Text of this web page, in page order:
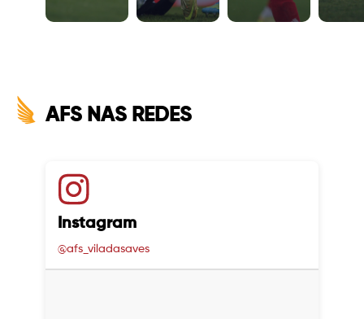
AFS NAS REDES
Instagram
@afs_viladasaves